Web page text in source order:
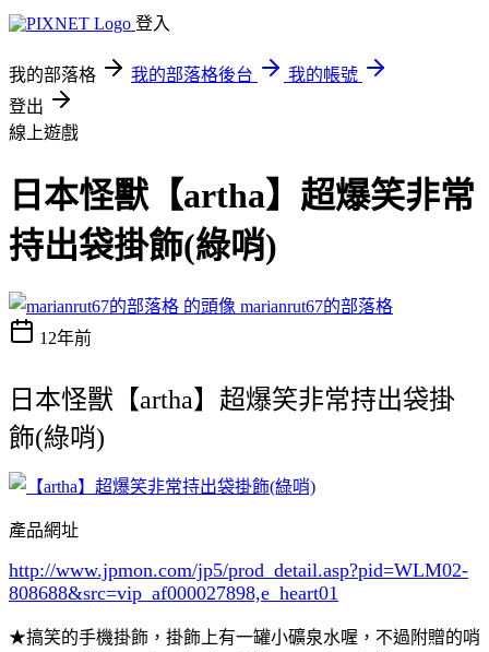
登入
我的部落格 我的部落格後台
我的帳號
登出
線上遊戲
日本怪獸【artha】超爆笑非常
持出袋掛飾(綠哨)
marianrut67的部落格
12年前
日本怪獸【artha】超爆笑非常持出袋掛
飾(綠哨)
產品網址
http://www.jpmon.com/jp5/prod_detail.asp?pid=WLM02-
808688&src=vip_af000027898,e_heart01
★搞笑的手機掛飾，掛飾上有一罐小礦泉水喔，不過附贈的哨